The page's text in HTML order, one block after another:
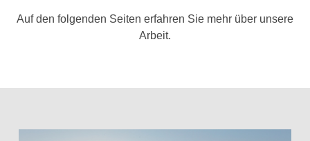
Auf den folgenden Seiten erfahren Sie mehr über unsere
Arbeit.